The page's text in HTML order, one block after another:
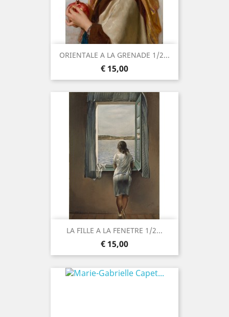
ORIENTALE A LA GRENADE 1/2...
Prijs
€ 15,00
LA FILLE A LA FENETRE 1/2...
Prijs
€ 15,00